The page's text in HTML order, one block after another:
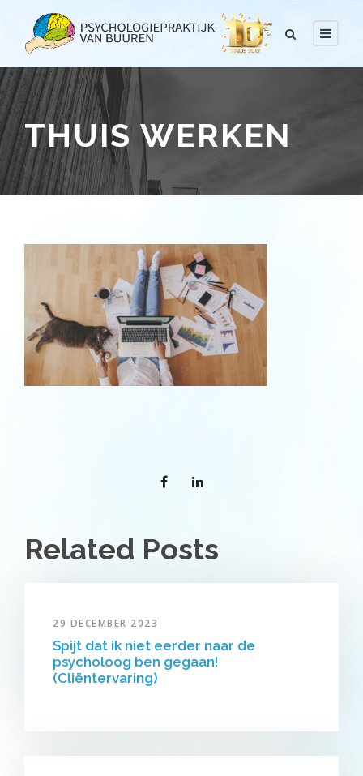
THUIS WERKEN
Related Posts
29 DECEMBER 2023
Spijt dat ik niet eerder naar de
psycholoog ben gegaan!
(Cliëntervaring)